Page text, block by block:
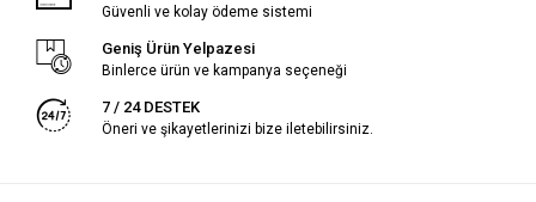
Güvenli ve kolay ödeme sistemi
Geniş Ürün Yelpazesi
Binlerce ürün ve kampanya seçeneği
7 / 24 DESTEK
Öneri ve şikayetlerinizi bize iletebilirsiniz.